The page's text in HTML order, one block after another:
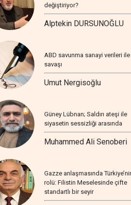
değiştiriyor?
Alptekin DURSUNOĞLU
ABD savunma sanayi verileri ile
savaşı
Umut Nergisoğlu
Güney Lübnan; Saldırı ateşi ile
siyasetin sessizliği arasında
Muhammed Ali Senoberi
Gazze anlaşmasında
rolü: Filistin Meselesinde çifte
standartlı bir seyir